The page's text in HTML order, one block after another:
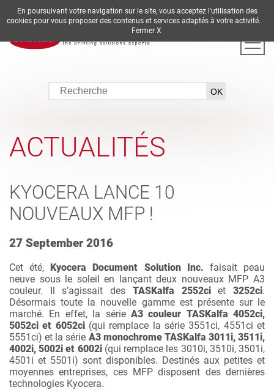
DE EN ES FR IT
ACTUALITÉS
KYOCERA LANCE 10
NOUVEAUX MFP !
27 September 2016
Cet été,Kyocera Document Solution Inc. faisait peau
neuve sous le soleil en lançant deux nouveaux MFP A3
couleur. Il s’agissait des TASKalfa 2552ciet3252ci.
Désormais toute la nouvelle gamme est présente sur le
marché. En effet, la série A3 couleur TASKalfa 4052ci,
5052ci et 6052ci(qui remplace la série 3551ci, 4551ci et
5551ci) et la série A3 monochrome TASKalfa 3011i, 3511i,
4002i, 5002i et 6002i(qui remplace les 3010i, 3510i, 3501i,
4501i et 5501i) sont disponibles. Destinés aux petites et
moyennes entreprises, ces MFP disposent des dernières
technologies Kyocera.
En poursuivant votre navigation sur le site, vous acceptez l'utilisation des
cookies pour vous proposer des contenus et services adaptés à votre activité.
Fermer X